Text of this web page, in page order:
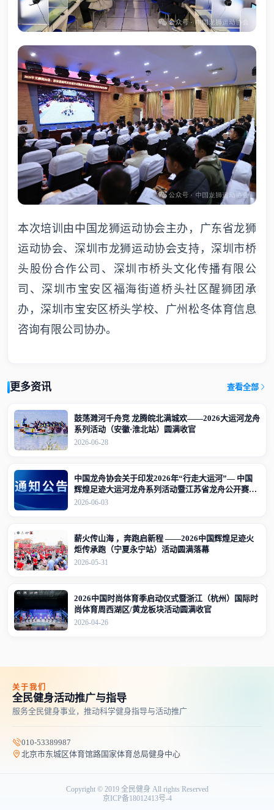
本次培训由中国龙狮运动协会主办，广东省龙狮
运动协会、深圳市龙狮运动协会支持，深圳市桥
头股份合作公司、深圳市桥头文化传播有限公
司、深圳市宝安区福海街道桥头社区醒狮团承
办，深圳市宝安区桥头学校、广州松冬体育信息
咨询有限公司协办。
更多资讯 查看全部
鼓荡濉河千舟竞 龙腾皖北满城欢——2026大运河龙舟
系列活动（安徽·淮北站）圆满收官
2026-06-28
中国龙舟协会关于印发2026年“行走大运河”— 中国
辉煌足迹大运河龙舟系列活动暨江苏省龙舟公开赛
（江苏·宜兴站）竞赛规程的通知
2026-06-03
薪火传山海 ，奔跑启新程 ——2026中国辉煌足迹火
炬传承跑（宁夏永宁站）活动圆满落幕
2026-05-31
2026中国时尚体育季启动仪式暨浙江（杭州）国际时
尚体育周西湖区/黄龙板块活动圆满收官
2026-04-26
关于我们
全民健身活动推广与指导
服务全民健身事业，推动科学健身指导与活动推广
010-53389987
北京市东城区体育馆路国家体育总局健身中心
Copyright © 2019 全民健身 All rights Reserved
京ICP备18012413号-4